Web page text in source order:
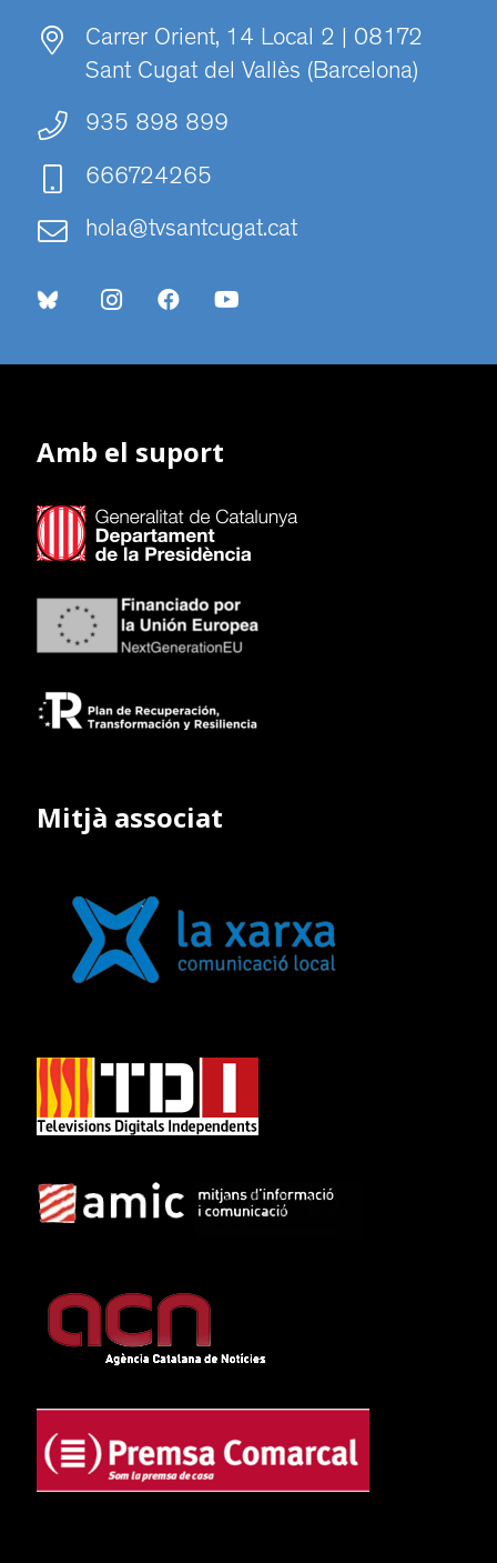
Carrer Orient, 14 Local 2 | 08172
Sant Cugat del Vallès (Barcelona)
935 898 899
666724265
hola@tvsantcugat.cat
Amb el suport
Mitjà associat